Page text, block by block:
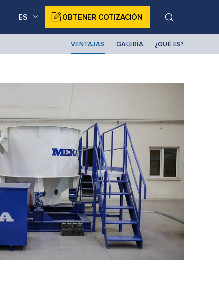
OBTENER COTIZACIÓN
ES
VENTAJAS GALERÍA ¿QUÉ ES?